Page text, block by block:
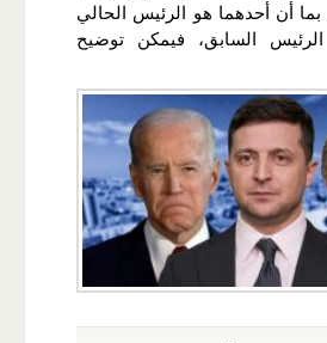
أن أحدهما هو الرئيس الحالي
السابق، فيمكن توضيح